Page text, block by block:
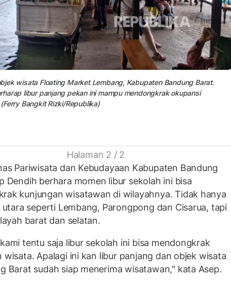
wisata Floating Market Lembang, Kabupaten Bandung Barat.
libur panjang pekan ini mampu mendongkrak okupansi
Bangkit Rizki/Republika)
Halaman 2 / 2
Pariwisata dan Kebudayaan Kabupaten Bandung
Dendih berhara momen libur sekolah ini bisa
kunjungan wisatawan di wilayahnya. Tidak hanya
utara seperti Lembang, Parongpong dan Cisarua, tapi
barat dan selatan.
tentu saja libur sekolah ini bisa mendongkrak
wisata. Apalagi ini kan libur panjang dan objek wisata
Barat sudah siap menerima wisatawan," kata Asep.